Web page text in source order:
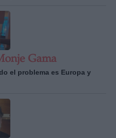
Gama
el problema es Europa y